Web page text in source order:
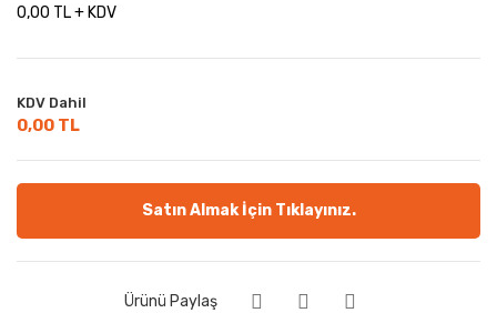
0,00 TL + KDV
KDV Dahil
0,00 TL
Satın Almak İçin Tıklayınız.
Ürünü Paylaş